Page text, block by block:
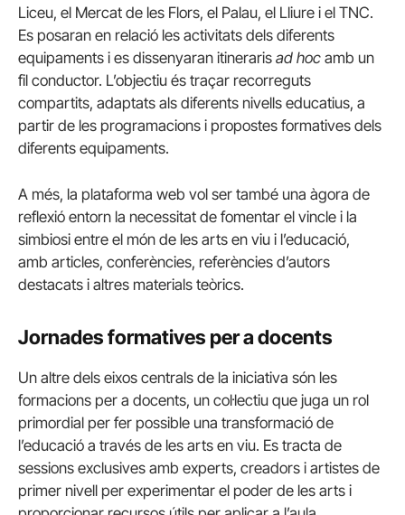
Liceu, el Mercat de les Flors, el Palau, el Lliure i el TNC.
Es posaran en relació les activitats dels diferents
equipaments i es dissenyaran itineraris ad hoc amb un
fil conductor. L’objectiu és traçar recorreguts
compartits, adaptats als diferents nivells educatius, a
partir de les programacions i propostes formatives dels
diferents equipaments.
A més, la plataforma web vol ser també una àgora de
reflexió entorn la necessitat de fomentar el vincle i la
simbiosi entre el món de les arts en viu i l’educació,
amb articles, conferències, referències d’autors
destacats i altres materials teòrics.
Jornades formatives per a docents
Un altre dels eixos centrals de la iniciativa són les
formacions per a docents, un col·lectiu que juga un rol
primordial per fer possible una transformació de
l’educació a través de les arts en viu. Es tracta de
sessions exclusives amb experts, creadors i artistes de
primer nivell per experimentar el poder de les arts i